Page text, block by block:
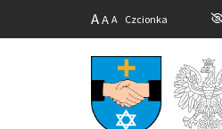
AA A Czcionka